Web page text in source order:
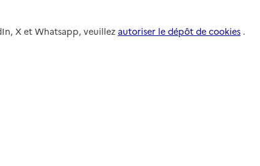
X et Whatsapp, veuillez autoriser le dépôt de cookies .